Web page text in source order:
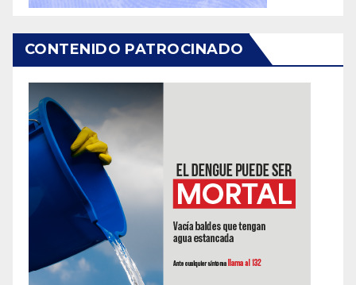
CONTENIDO PATROCINADO